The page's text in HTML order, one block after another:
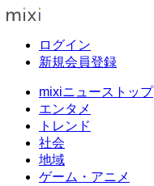
ログイン
新規会員登録
mixiニューストップ
エンタメ
トレンド
社会
地域
ゲーム・アニメ